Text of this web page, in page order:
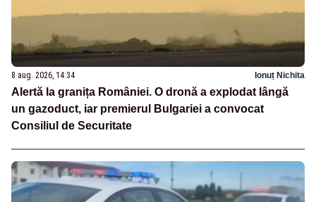
8 aug. 2026, 14:34 Ionuț Nichita
Alertă la granița României. O dronă a explodat lângă
un gazoduct, iar premierul Bulgariei a convocat
Consiliul de Securitate